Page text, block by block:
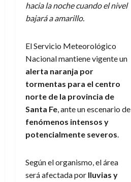
hacia la noche cuando el nivel
bajará a amarillo.
El Servicio Meteorológico
Nacional mantiene vigente un
alerta naranja por
tormentas para el centro
norte de la provincia de
Santa Fe, ante un escenario de
fenómenos intensos y
potencialmente severos.
Según el organismo, el área
será afectada por lluvias y